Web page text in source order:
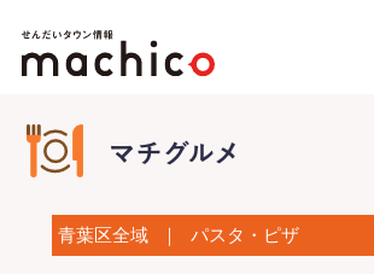
青葉区全域 ｜ パスタ・ピザ